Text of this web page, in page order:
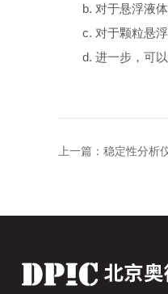
b. 对于悬浮液体
c. 对于颗粒悬浮
d. 进一步，可以
上一篇： 稳定性分析